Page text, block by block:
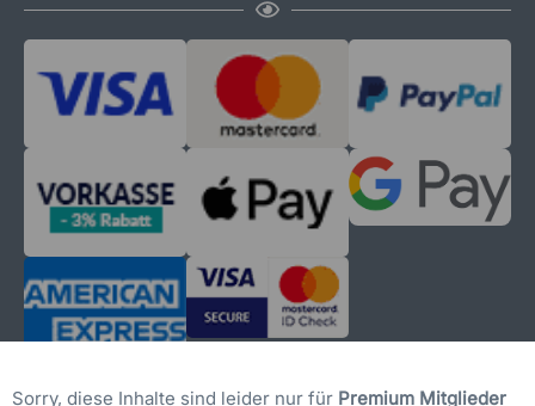
Sorry, diese Inhalte sind leider nur für Premium Mitglieder